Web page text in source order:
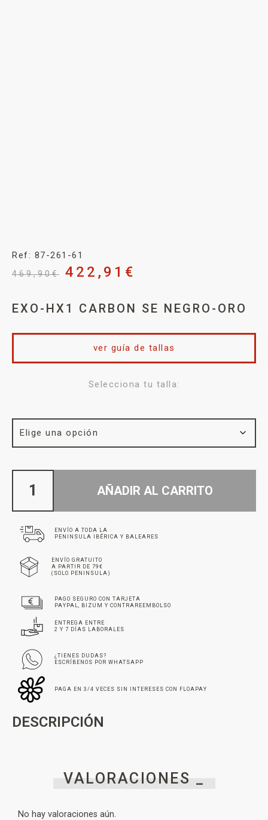
Ref: 87-261-61
469,90€ 422,91 €
EXO-HX1 CARBON SE NEGRO-ORO
Selecciona tu talla:
ver guía de tallas
AÑADIR AL CARRITO
ENVÍO A TODA LA
PENINSULA IBÉRICA Y BALEARES
ENVÍO GRATUITO
A PARTIR DE 79€
(SOLO PENINSULA)
PAGO SEGURO CON TARJETA
PAYPAL, BIZUM Y CONTRAREEMBOLSO
ENTREGA ENTRE
2 Y 7 DÍAS LABORALES
¿TIENES DUDAS?
ESCRÍBENOS POR WHATSAPP
PAGA EN 3/4 VECES SIN INTERESES CON FLOAPAY
DESCRIPCIÓN
VALORACIONES _
No hay valoraciones aún.